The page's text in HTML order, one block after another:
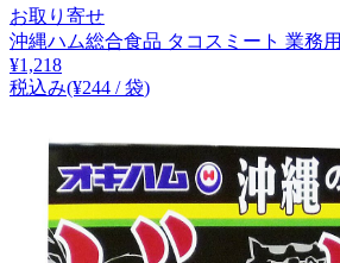
お取り寄せ
沖縄ハム総合食品 タコスミート 業務用
¥1,218
税込み(¥244 / 袋)